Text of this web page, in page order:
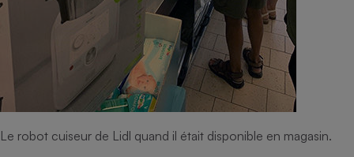
Le robot cuiseur de Lidl quand il était disponible en magasin.